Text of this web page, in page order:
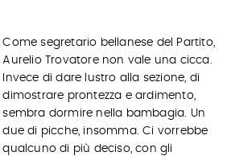
Come segretario bellanese del Partito,
Aurelio Trovatore non vale una cicca.
Invece di dare lustro alla sezione, di
dimostrare prontezza e ardimento,
sembra dormire nella bambagia. Un
due di picche, insomma. Ci vorrebbe
qualcuno di più deciso, con gli